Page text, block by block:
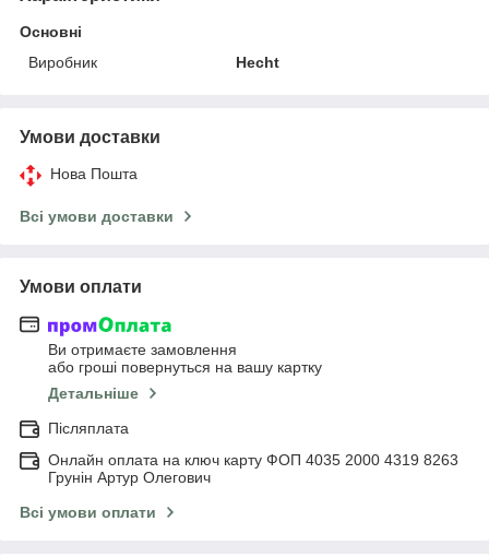
Основні
Виробник
Hecht
Умови доставки
Нова Пошта
Всі умови доставки
Умови оплати
Ви отримаєте замовлення
або гроші повернуться на вашу картку
Детальніше
Післяплата
Онлайн оплата на ключ карту ФОП 4035 2000 4319 8263
Грунін Артур Олегович
Всі умови оплати